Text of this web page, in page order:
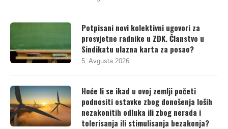
Potpisani novi kolektivni ugovori za
prosvjetne radnike u ZDK. Članstvo u
Sindikatu ulazna karta za posao?
5. Avgusta 2026.
Hoće li se ikad u ovoj zemlji početi
podnositi ostavke zbog donošenja loših
nezakonitih odluka ili zbog nerada i
tolerisanja ili stimulisanja bezakonja?